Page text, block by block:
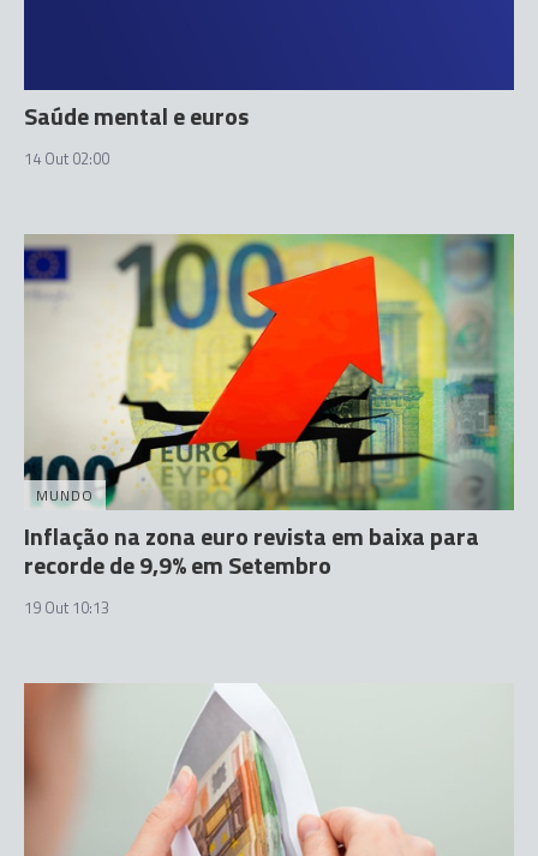
Saúde mental e euros
14 Out 02:00
MUNDO
Inflação na zona euro revista em baixa para
recorde de 9,9% em Setembro
19 Out 10:13